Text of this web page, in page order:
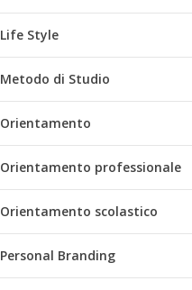
Life Style
Metodo di Studio
Orientamento
Orientamento professionale
Orientamento scolastico
Personal Branding